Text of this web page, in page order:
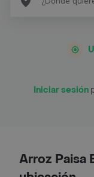
Iniciar sesión
Arroz Paisa